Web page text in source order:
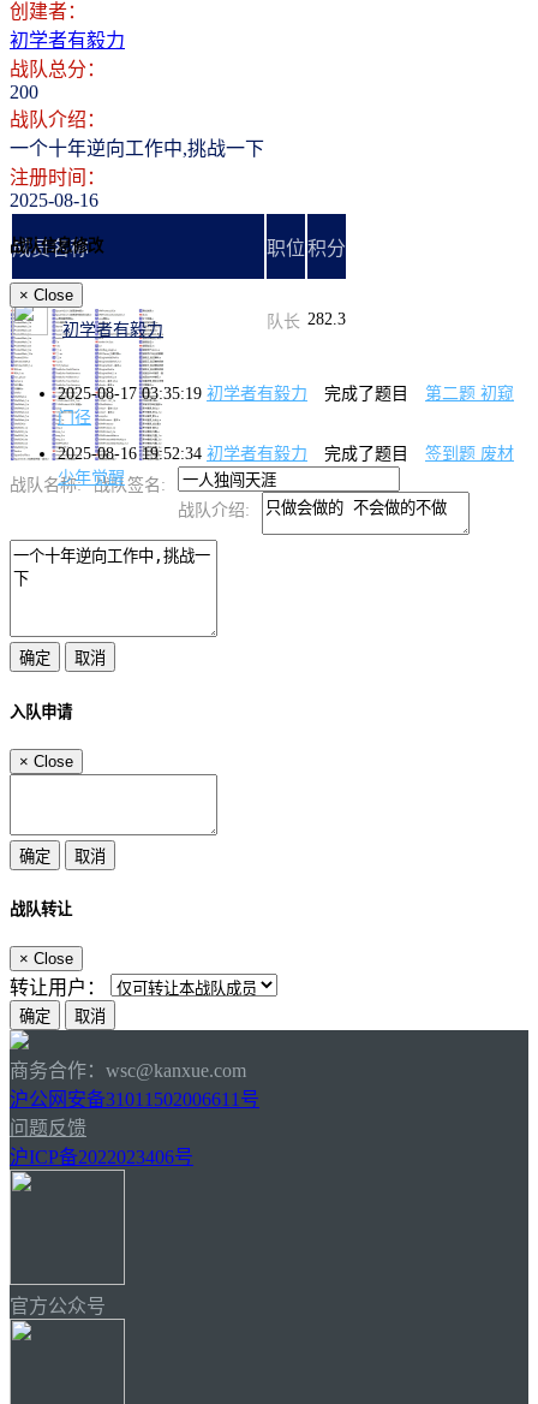
创建者：
初学者有毅力
战队总分：
200
战队介绍：
一个十年逆向工作中,挑战一下
注册时间：
2025-08-16
成员名称 职位积分
初学者有毅力 队长 282.3
2025-08-17 03:35:19 初学者有毅力 完成了题目
第二题 初窥
门径
2025-08-16 19:52:34 初学者有毅力 完成了题目
签到题 废材
少年觉醒
战队信息修改
× Close
战队名称:
战队签名:
战队介绍:
入队申请
× Close
战队转让
× Close
转让用户：
商务合作：wsc@kanxue.com
沪公网安备31011502006611号
问题反馈
沪ICP备2022023406号
官方公众号